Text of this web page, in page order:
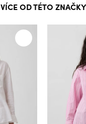
VÍCE OD TÉTO ZNAČKY